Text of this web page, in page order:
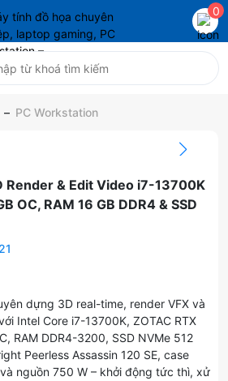
0
– PC Workstation
Render & Edit Video i7-13700K
OC, RAM 16 GB DDR4 & SSD
dựng 3D real-time, render VFX và
Intel Core i7-13700K, ZOTAC RTX
RAM DDR4-3200, SSD NVMe 512
Peerless Assassin 120 SE, case
nguồn 750 W – khởi động tức thì, xử